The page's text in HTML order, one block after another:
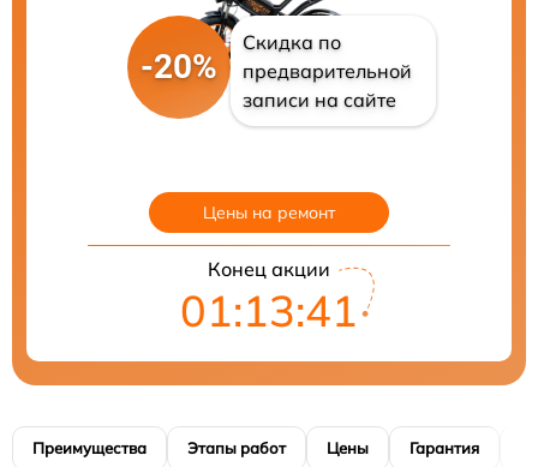
-20%
Скидка по
предварительной
записи на сайте
Цены на ремонт
Конец акции
01:13:40
Преимущества Этапы работ Цены Гарантия